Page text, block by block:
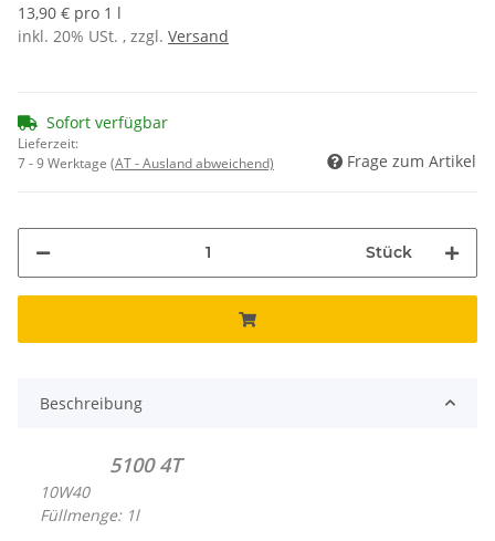
13,90 € pro 1 l
inkl. 20% USt. , zzgl. Versand
Sofort verfügbar
Lieferzeit:
7 - 9 Werktage (AT - Ausland abweichend) Frage zum Artikel
Stück
Beschreibung
5100 4T
10W40
Füllmenge: 1l